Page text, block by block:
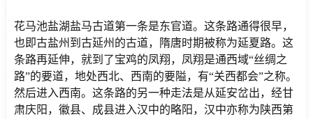
花马池盐湖盐马古道第一条是东官道。这条路通得很早，
也即古盐州到古延州的古道，隋唐时期被称为延夏路。这
条路再延伸，就到了宝鸡的凤翔，凤翔是通西域“丝绸之
路”的要道，地处西北、西南的要隘，有“关西都会”之称。
然后进入西南。这条路的另一种走法是从延安岔出，经甘
肃庆阳，徽县、成县进入汉中的略阳，汉中亦称为陕西第